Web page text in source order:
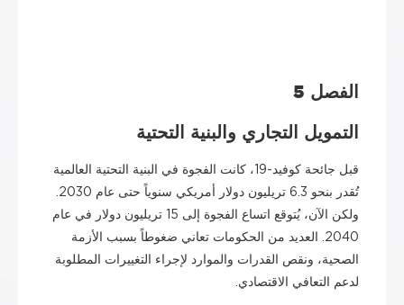
الفصل 5
التمويل التجاري والبنية التحتية
قبل جائحة كوفيد-19، كانت الفجوة في البنية التحتية العالمية
ولكن الآن، يُتوقع اتساع الفجوة إلى 15 تريليون دولار في عام
2040. العديد من الحكومات تعاني ضغوطاً بسبب الأزمة
الصحية، ونقص القدرات والموارد لإجراء التغييرات المطلوبة
لدعم التعافي الاقتصادي.